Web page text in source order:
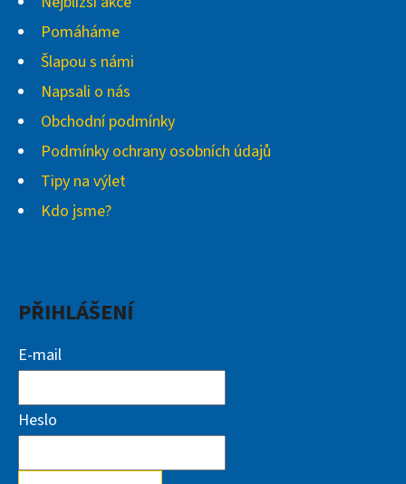
Pomáháme
Šlapou s námi
Napsali o nás
Obchodní podmínky
Podmínky ochrany osobních údajů
Tipy na výlet
Kdo jsme?
PŘIHLÁŠENÍ
E-mail
Heslo